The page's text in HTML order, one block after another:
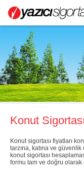
Konut
Konut sigortası fiyatları
tarzına, katına ve
konut sigortası
formu tam ve doğru olarak